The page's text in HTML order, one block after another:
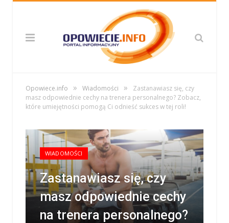
Opowiece.info » Wiadomości »
Zastanawiasz się, czy
masz odpowiednie cechy na trenera personalnego? Zobacz,
które umiejętności pomogą Ci odnieść sukces w tej roli!
WIADOMOŚCI
Zastanawiasz się, czy
masz odpowiednie cechy
na trenera personalnego?